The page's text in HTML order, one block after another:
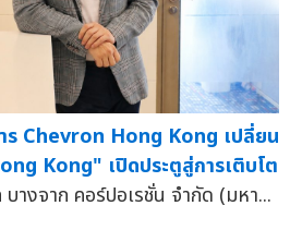
ร Chevron Hong Kong เปลี่ยน
Kong" เปิดประตูสู่การเติบโต
างจาก คอร์ปอเรชั่น จำกัด (มหา...